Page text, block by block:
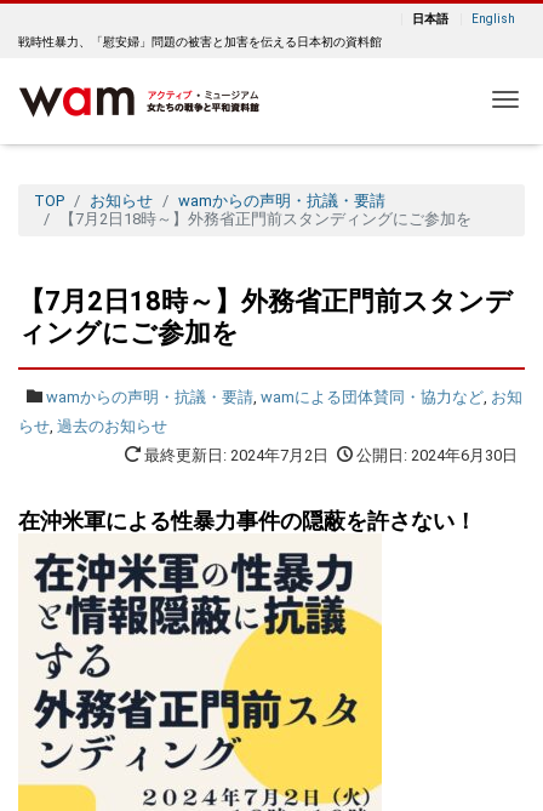
日本語
English
戦時性暴力、「慰安婦」問題の被害と加害を伝える日本初の資料館
TOP お知らせ
wamからの声明・抗議・要請
【7月2日18時～】外務省正門前スタンディングにご参加を
【7月2日18時～】外務省正門前スタンデ
ィングにご参加を
wamからの声明・抗議・要請, wamによる団体賛同・協力など, お知
らせ 過去のお知らせ
最終更新日: 2024年7月2日
公開日: 2024年6月30日
在沖米軍による性暴力事件の隠蔽を許さない！